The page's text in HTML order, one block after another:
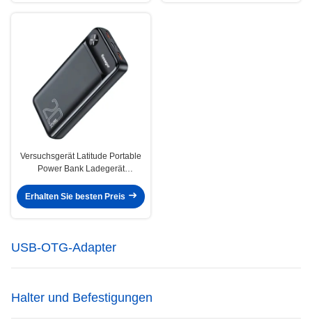
Versuchsgerät Latitude Portable
Power Bank Ladegerät
Erhalten Sie besten Preis
USB-OTG-Adapter
Halter und Befestigungen